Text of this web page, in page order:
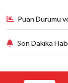
Puan Durumu
Son Dakika